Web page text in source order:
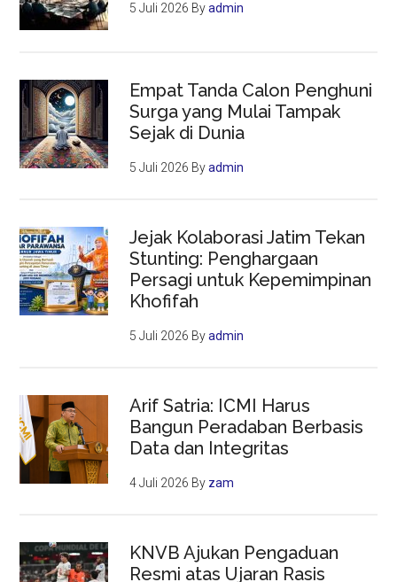
5 Juli 2026 Byadmin
Empat Tanda Calon Penghuni
Surga yang Mulai Tampak
Sejak di Dunia
5 Juli 2026 Byadmin
Jejak Kolaborasi Jatim Tekan
Stunting: Penghargaan
Persagi untuk Kepemimpinan
Khofifah
5 Juli 2026 Byadmin
Arif Satria: ICMI Harus
Bangun Peradaban Berbasis
Data dan Integritas
4 Juli 2026 By zam
KNVB Ajukan Pengaduan
Resmi atas Ujaran Rasis